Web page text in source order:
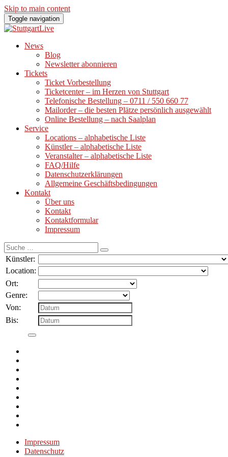
Skip to main content
Toggle navigation
News
Blog
Newsletter abonnieren
Tickets
Ticket Vorbestellung
Ticketcenter – im Herzen von Stuttgart
Telefonische Bestellung – 0711 / 550 660 77
Mailorder – die besten Plätze persönlich ausgewählt
Online Bestellung – nach Saalplan
Service
Locations – alphabetische Liste
Künstler – alphabetische Liste
Veranstalter – alphabetische Liste
FAQ/Hilfe
Datenschutzerklärungen
Allgemeine Geschäftsbedingungen
Kontakt
Über uns
Kontakt
Kontaktformular
Impressum
Suche
nach:
Künstler:
Location:
Ort:
Genre:
Von:
Bis:
Impressum
Datenschutz